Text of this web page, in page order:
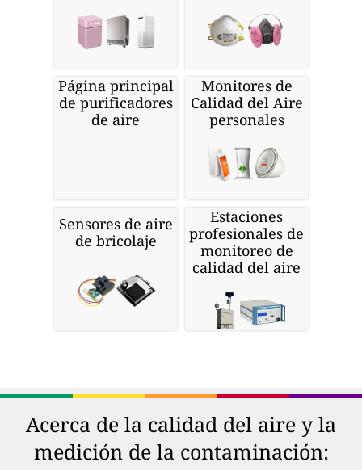
Página principal
de purificadores
de aire
Monitores de
Calidad del Aire
personales
Sensores de aire
de bricolaje
Estaciones
profesionales de
monitoreo de
calidad del aire
Acerca de la calidad del aire y la
medición de la contaminación: